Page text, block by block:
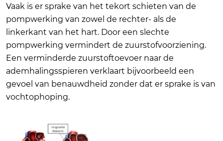
Vaak is er sprake van het tekort schieten van de
pompwerking van zowel de rechter- als de
linkerkant van het hart. Door een slechte
pompwerking vermindert de zuurstofvoorziening.
Een verminderde zuurstoftoevoer naar de
ademhalingsspieren verklaart bijvoorbeeld een
gevoel van benauwdheid zonder dat er sprake is van
vochtophoping.